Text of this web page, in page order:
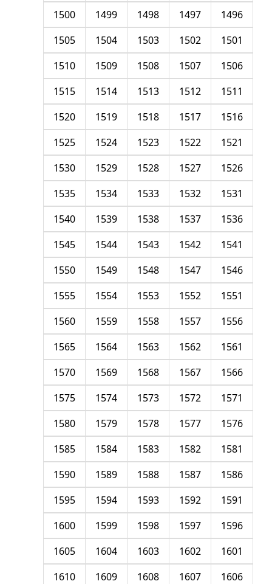
1496
1497
1498
1499
1500
1501
1502
1503
1504
1505
1506
1507
1508
1509
1510
1511
1512
1513
1514
1515
1516
1517
1518
1519
1520
1521
1522
1523
1524
1525
1526
1527
1528
1529
1530
1531
1532
1533
1534
1535
1536
1537
1538
1539
1540
1541
1542
1543
1544
1545
1546
1547
1548
1549
1550
1551
1552
1553
1554
1555
1556
1557
1558
1559
1560
1561
1562
1563
1564
1565
1566
1567
1568
1569
1570
1571
1572
1573
1574
1575
1576
1577
1578
1579
1580
1581
1582
1583
1584
1585
1586
1587
1588
1589
1590
1591
1592
1593
1594
1595
1596
1597
1598
1599
1600
1601
1602
1603
1604
1605
1606
1607
1608
1609
1610